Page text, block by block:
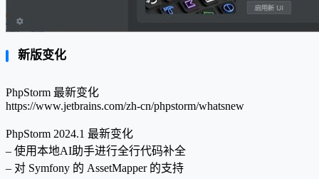
新版变化
PhpStorm 最新变化
https://www.jetbrains.com/zh-cn/phpstorm/whatsnew
PhpStorm 2024.1 最新变化
– 使用本地AI助手进行全行代码补全
– 对 Symfony 的 AssetMapper 的支持